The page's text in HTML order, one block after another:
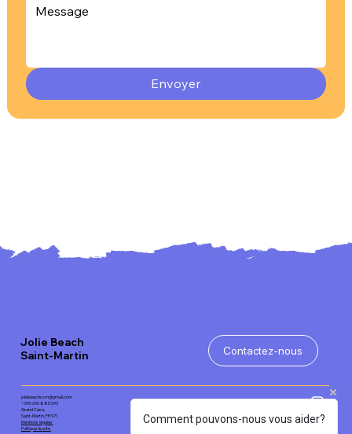
Envoyer
Jolie Beach
Saint-Martin
Contactez-nous
joliebeachsxm@gmail.com
+590 690 885 093
Grand Case,
Saint-Martin, FR 971
Mentions légales
Politique du site
Comment pouvons-nous vous aider?